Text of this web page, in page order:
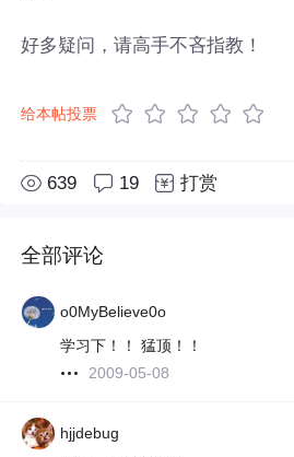
好多疑问，请高手不吝指教！
给本帖投票
639 19 打赏
全部评论
o0MyBelieve0o
学习下！！ 猛顶！！
2009-05-08
hjjdebug